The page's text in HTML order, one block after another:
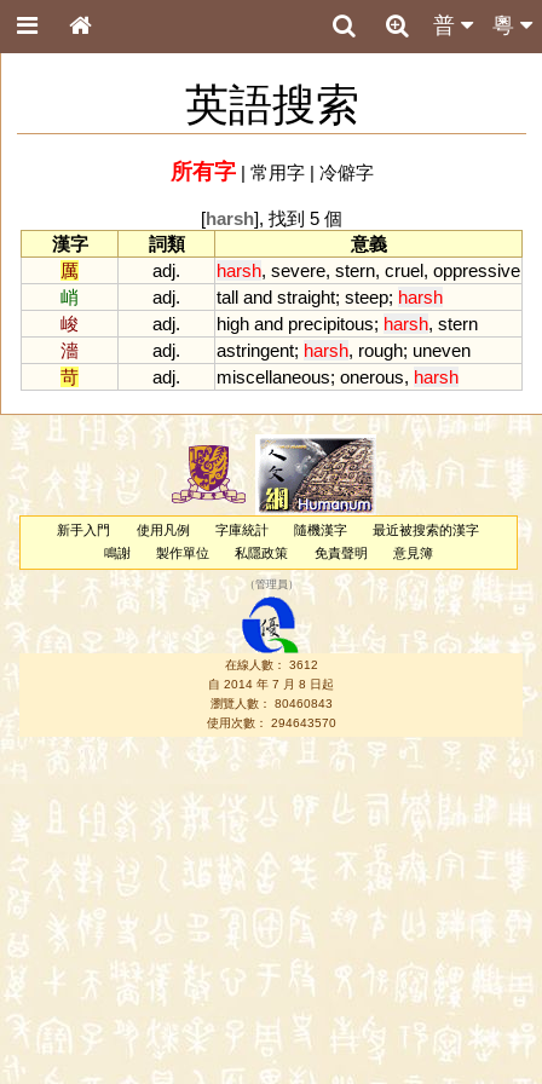
粵
普
英語搜索
所有字| 常用字| 冷僻字
[harsh], 找到 5 個
漢字
詞類
意義
厲
adj. harsh, severe, stern, cruel, oppressive
峭
adj. tall and straight; steep; harsh
峻
adj. high and precipitous; harsh, stern
濇
adj. astringent; harsh, rough; uneven
苛
adj. miscellaneous; onerous, harsh
新手入門 使用凡例 字庫統計 隨機漢字
最近被搜索的漢字
鳴謝
製作單位 私隱政策 免責聲明 意見簿
（管理員 ）
在線人數： 3612
自 2014 年 7 月 8 日起
瀏覽人數： 80460843
使用次數： 294643570